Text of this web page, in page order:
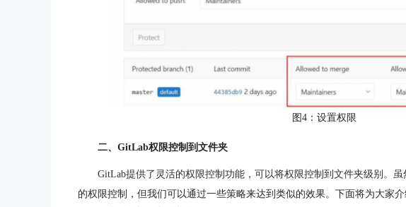
图4：设置权限
二、GitLab权限控制到文件夹
GitLab提供了灵活的权限控制功能，可以将权限控制到文件夹级别。虽
的权限控制，但我们可以通过一些策略来达到类似的效果。下面将为大家